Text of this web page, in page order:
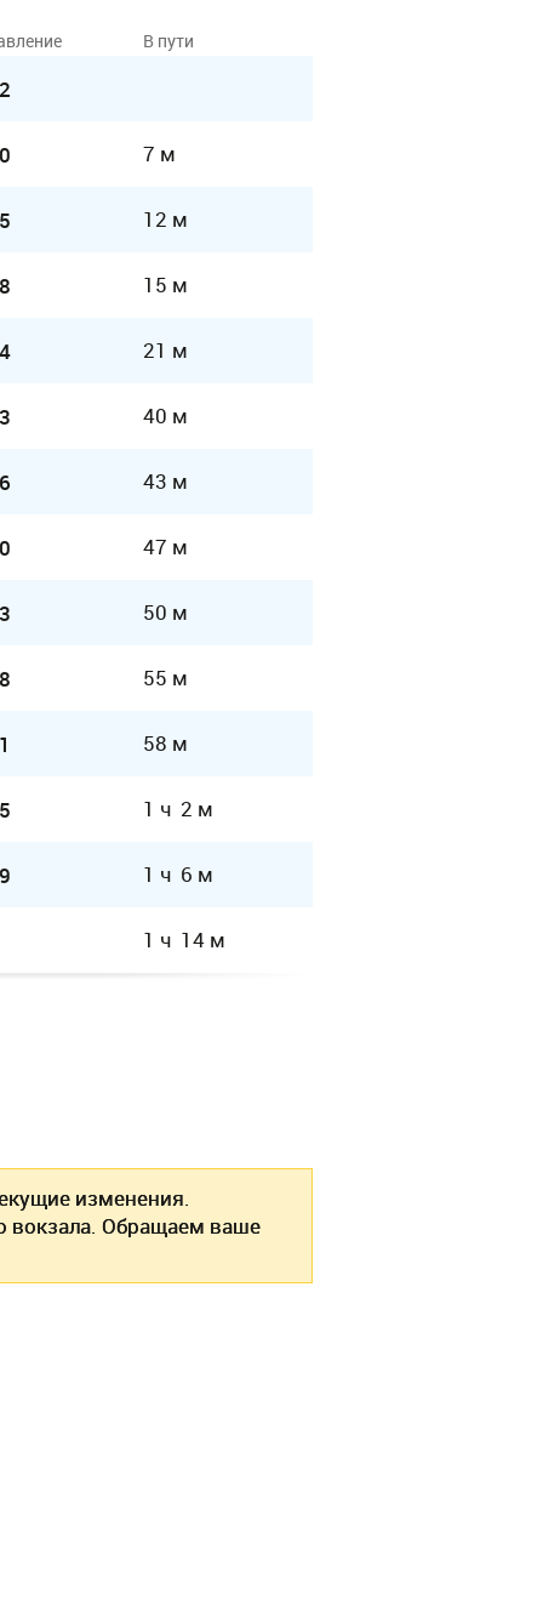
В пути
7 м
12 м
15 м
21 м
40 м
43 м
47 м
50 м
55 м
58 м
1 ч 2 м
1 ч 6 м
1 ч 14 м
изменения.
вокзала. Обращаем ваше